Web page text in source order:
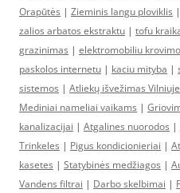
Orapūtės | Zieminis langu ploviklis |
zalios arbatos ekstraktu | tofu
grazinimas | elektromobiliu
paskolos internetu | kaciu mityba |
sistemos | Atliekų išvežimas Vilniuje
Mediniai nameliai vaikams |
kanalizacijai | Atgalines nuorodos |
Trinkeles | Pigus kondicionieriai |
kasetes | Statybinės medžiagos |
Vandens filtrai | Darbo skelbimai |